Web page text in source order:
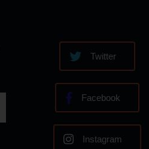
Twitter
Facebook
Instagram